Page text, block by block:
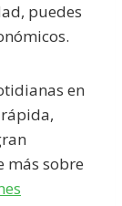
puedes
en
más sobre